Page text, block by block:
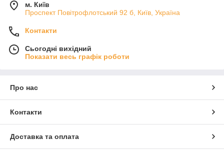
м. Київ
Проспект Повітрофлотський 92 б, Київ, Україна
Контакти
Сьогодні вихідний
Показати весь графік роботи
Про нас
Контакти
Доставка та оплата